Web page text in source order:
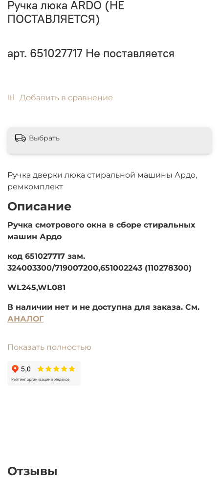
Ручка люка ARDO (НЕ
ПОСТАВЛЯЕТСЯ)
арт. 651027717 Не поставляется
Добавить в сравнение
Ручка дверки люка стиральной машины Ардо,
ремкомплект
Описание
Ручка смотрового окна в сборе стиральных
машин Ардо
код 651027717 зам.
324003300/719007200,651002243 (110278300)
WL245,WL081
В наличии нет и не доступна для заказа. См.
АНАЛОГ
Ручки и другой пластик для импортной техники
оформлении заказа пожалуйста заполните
Показать полностью
Выбрать
Отзывы